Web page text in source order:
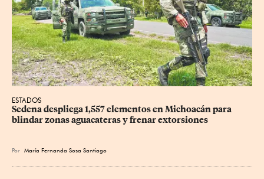
ESTADOS
Sedena despliega 1,557 elementos en Michoacán para
blindar zonas aguacateras y frenar extorsiones
Por María Fernanda Sosa Santiago